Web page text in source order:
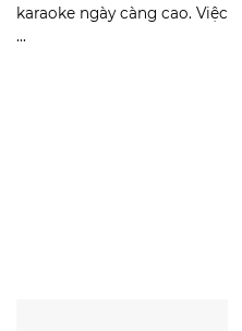
karaoke ngày càng cao. Việc
...